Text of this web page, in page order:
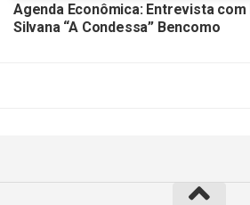
Agenda Econômica: Entrevista com
Silvana “A Condessa” Bencomo